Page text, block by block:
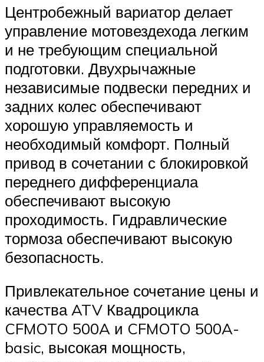
Центробежный вариатор делает
управление мотовездехода легким
и не требующим специальной
подготовки. Двухрычажные
независимые подвески передних и
задних колес обеспечивают
хорошую управляемость и
необходимый комфорт. Полный
привод в сочетании с блокировкой
переднего дифференциала
обеспечивают высокую
проходимость. Гидравлические
тормоза обеспечивают высокую
безопасность.
Привлекательное сочетание цены и
качества ATV Квадроцикла
CFMOTO 500A и CFMOTO 500A-
basic, высокая мощность,